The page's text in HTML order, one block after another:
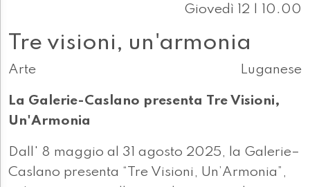
Giovedì 12 | 10.00
Tre visioni, un'armonia
Arte Luganese
La Galerie-Caslano presenta Tre Visioni,
Un'Armonia
Dall' 8 maggio al 31 agosto 2025, la Galerie–
Caslano presenta “Tre Visioni, Un’Armonia”,